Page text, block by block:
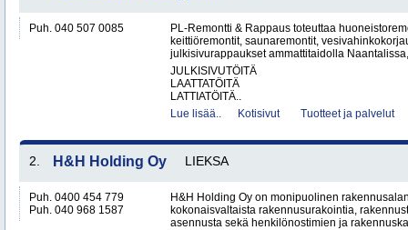
Puh. 040 507 0085
PL-Remontti & Rappaus toteuttaa
keittiöremontit, saunaremontit,
julkisivurappaukset ammattitaidolla
JULKISIVUTÖITÄ
LAATTATÖITÄ
LATTIATÖITÄ..
Lue lisää..
Kotisivut Tuotteet ja palvelut
2. H&H Holding Oy LIEKSA
Puh. 0400 454 779
Puh. 040 968 1587
H&H Holding Oy on monipuolinen
kokonaisvaltaista rakennusurakointia,
asennusta sekä henkilönostimien ja